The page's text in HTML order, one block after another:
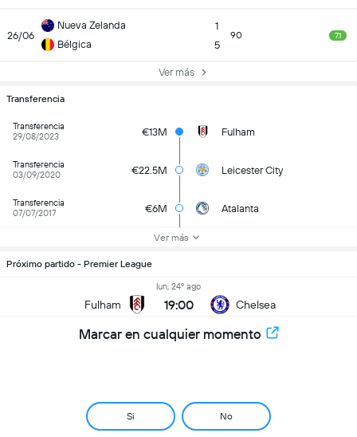
Próximo partido - Premier League
Fulham
lun, 24º ago
19:00 Chelsea
Marcar en cualquier momento
Si No
26/06
Nueva Zelanda
Bélgica
1
5
90 7.1
Ver más
Transferencia
Transferencia
29/08/2023
€13M Fulham
Transferencia
03/09/2020
€22.5M Leicester City
Transferencia
07/07/2017
€6M Atalanta
Ver más